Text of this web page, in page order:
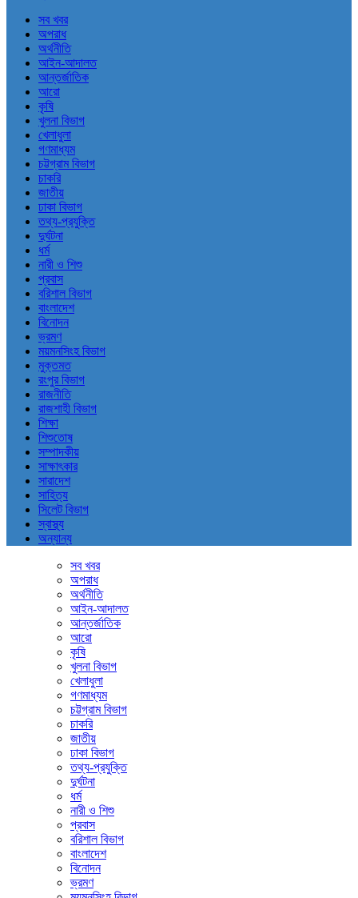
সব খবর
অপরাধ
অর্থনীতি
আইন-আদালত
আন্তর্জাতিক
আরো
কৃষি
খুলনা বিভাগ
খেলাধুলা
গণমাধ্যম
চট্টগ্রাম বিভাগ
চাকরি
জাতীয়
ঢাকা বিভাগ
তথ্য-প্রযুক্তি
দুর্ঘটনা
ধর্ম
নারী ও শিশু
প্রবাস
বরিশাল বিভাগ
বাংলাদেশ
বিনোদন
ভ্রমণ
ময়মনসিংহ বিভাগ
মুক্তমত
রংপুর বিভাগ
রাজনীতি
রাজশাহী বিভাগ
শিক্ষা
শিশুতোষ
সম্পাদকীয়
সাক্ষাৎকার
সারাদেশ
সাহিত্য
সিলেট বিভাগ
স্বাস্থ্য
অন্যান্য
সব খবর
অপরাধ
অর্থনীতি
আইন-আদালত
আন্তর্জাতিক
আরো
কৃষি
খুলনা বিভাগ
খেলাধুলা
গণমাধ্যম
চট্টগ্রাম বিভাগ
চাকরি
জাতীয়
ঢাকা বিভাগ
তথ্য-প্রযুক্তি
দুর্ঘটনা
ধর্ম
নারী ও শিশু
প্রবাস
বরিশাল বিভাগ
বাংলাদেশ
বিনোদন
ভ্রমণ